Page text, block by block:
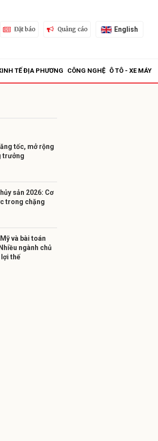
Đặt báo Quảng cáo English
TẾ ĐỊA PHƯƠNG CÔNG NGHỆ Ô TÔ - XE MÁY
tốc, mở rộng
trưởng
sản 2026: Cơ
trong chặng
và bài toán
ngành chủ
lợi thế